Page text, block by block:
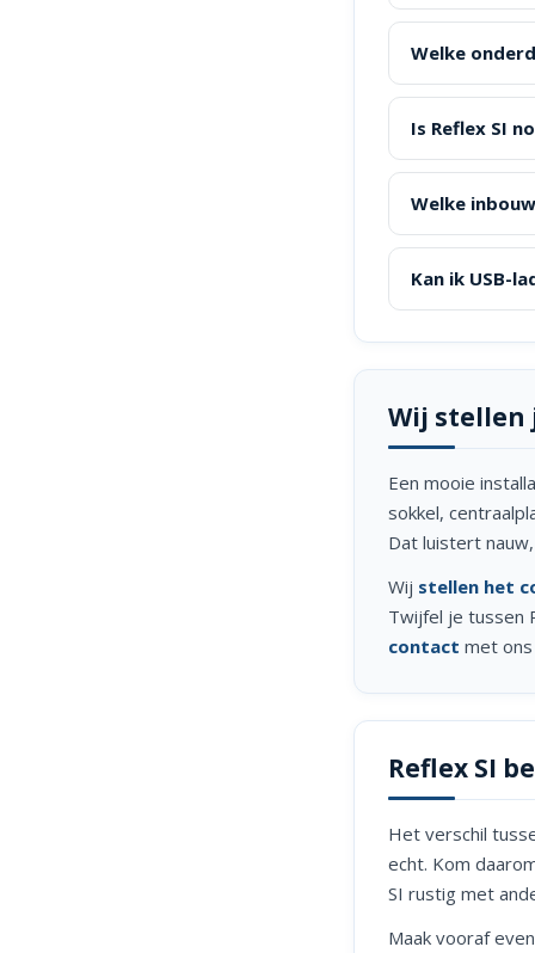
Welke
Is Reflex SI
Welke
Kan ik USB-
Wij stellen
Een mooie
sokkel,
Dat luistert
Wij stellen het
Twijfel je tussen
contact met
Reflex SI
Het verschil
echt. Kom
SI rustig met
Maak vooraf